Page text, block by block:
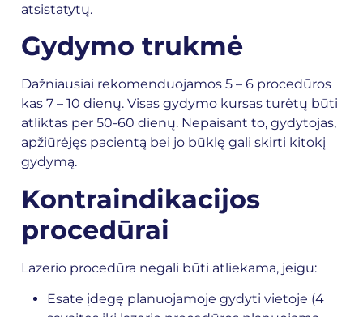
atsistatytų.
Gydymo trukmė
Dažniausiai rekomenduojamos 5 – 6 procedūros
kas 7 – 10 dienų. Visas gydymo kursas turėtų būti
atliktas per 50-60 dienų. Nepaisant to, gydytojas,
apžiūrėjęs pacientą bei jo būklę gali skirti kitokį
gydymą.
Kontraindikacijos
procedūrai
Lazerio procedūra negali būti atliekama, jeigu:
Esate įdegę planuojamoje gydyti vietoje (4